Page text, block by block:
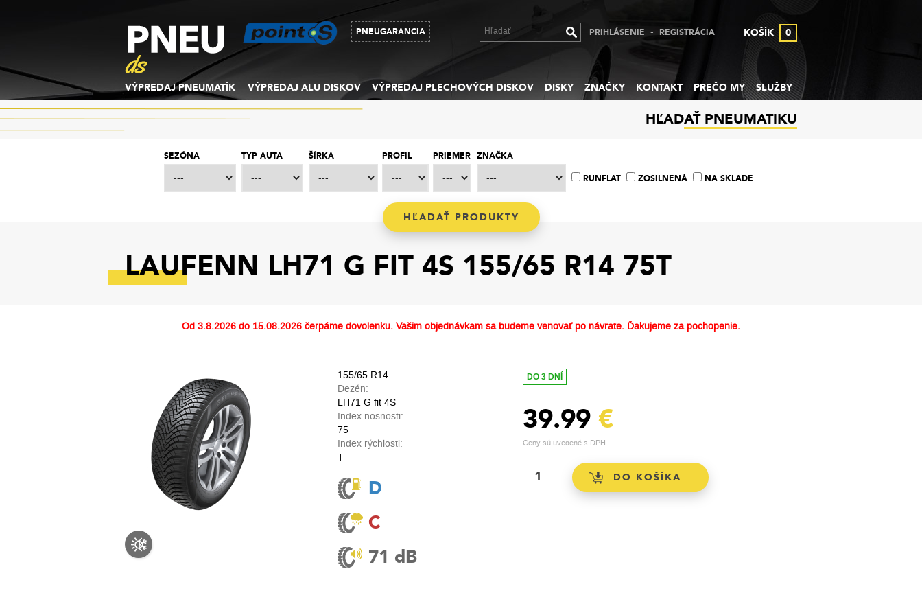
PNEUGARANCIA PRIHLÁSENIE - REGISTRÁCIA KOŠÍK 0
VÝPREDAJ PNEUMATÍK VÝPREDAJ ALU DISKOV VÝPREDAJ PLECHOVÝCH DISKOV DISKY ZNAČKY KONTAKT PREČO MY SLUŽBY
HĽADAŤ PNEUMATIKU
SEZÓNA TYP AUTA ŠÍRKA PROFIL PRIEMER ZNAČKA
RUNFLAT ZOSILNENÁ NA SKLADE
LAUFENN LH71 G FIT 4S 155/65 R14 75T
Od 3.8.2026 do 15.08.2026 čerpáme dovolenku. Vašim objednávkam sa budeme venovať po návrate. Ďakujeme za pochopenie.
155/65 R14
Dezén:
LH71 G fit 4S
Index nosnosti:
75
Index rýchlosti:
T
D
C
71 dB
DO 3 DNÍ
39.99 €
Ceny sú uvedené s DPH.